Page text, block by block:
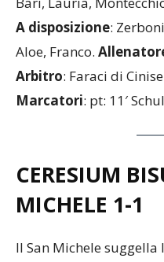
A disposizione:
Aloe, Franco.
Arbitro: Faraci di
Marcatori: pt: 11′
CERESIUM
MICHELE 1-1
Il San Michele